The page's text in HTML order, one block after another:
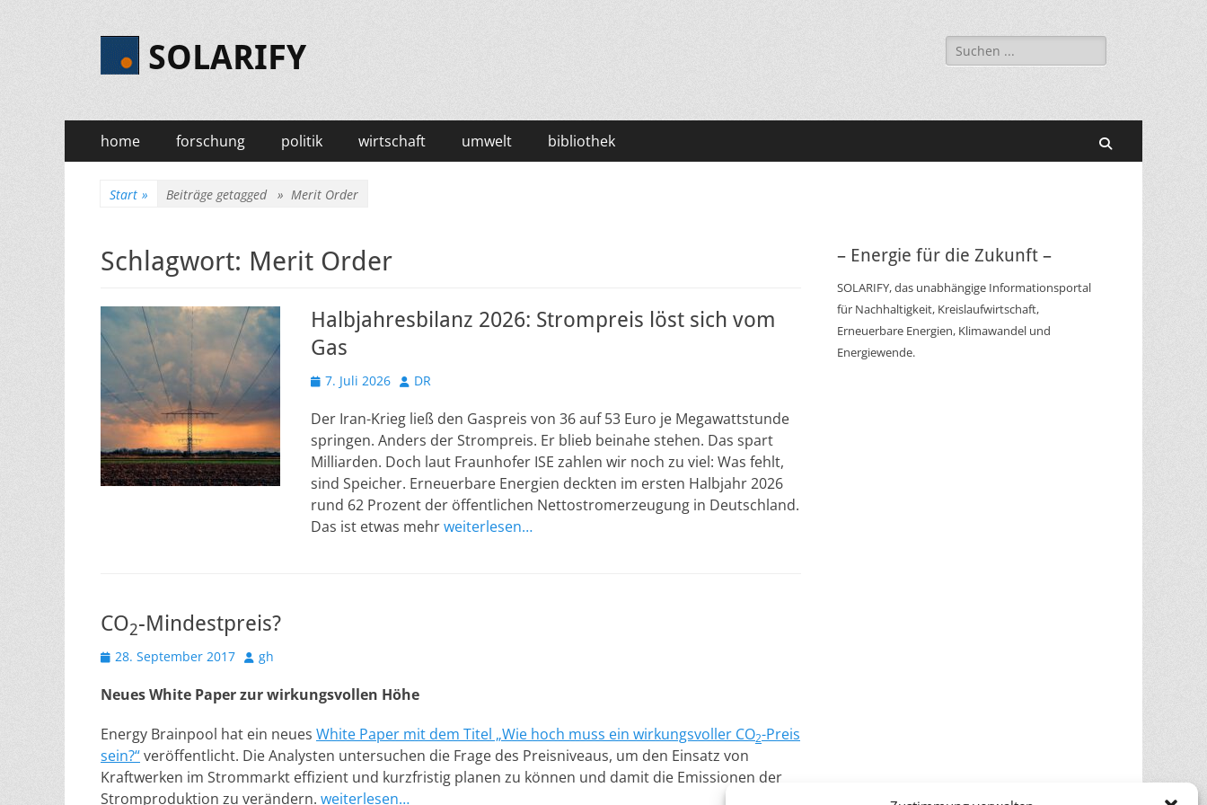
SOLARIFY
Suchen
nach:
Primäres
Menü
Zum
Inhalt
home forschung politik wirtschaft umwelt bibliothek
Start » Beiträge getagged » Merit Order
Schlagwort: Merit Order
Halbjahresbilanz 2026: Strompreis löst sich vom
Gas
Veröffentlicht
7. Juli 2026 Autor
DR
Der Iran-Krieg ließ den Gaspreis von 36 auf 53 Euro je Megawattstunde
springen. Anders der Strompreis. Er blieb beinahe stehen. Das spart
Milliarden. Doch laut Fraunhofer ISE zahlen wir noch zu viel: Was fehlt,
sind Speicher. Erneuerbare Energien deckten im ersten Halbjahr 2026
rund 62 Prozent der öffentlichen Nettostromerzeugung in Deutschland.
Das ist etwas mehrweiterlesen…
CO2-Mindestpreis?
Veröffentlicht
28. September 2017 Autor
gh
Neues White Paper zur wirkungsvollen Höhe
Energy Brainpool hat ein neues White Paper mit dem Titel „Wie hoch muss ein wirkungsvoller CO2-Preis
sein?“veröffentlicht. Die Analysten untersuchen die Frage des Preisniveaus, um den Einsatz von
Kraftwerken im Strommarkt effizient und kurzfristig planen zu können und damit die Emissionen der
Stromproduktion zu verändern. weiterlesen…
– Energie für die Zukunft –
SOLARIFY, das unabhängige Informationsportal
für Nachhaltigkeit, Kreislaufwirtschaft,
Erneuerbare Energien, Klimawandel und
Energiewende.